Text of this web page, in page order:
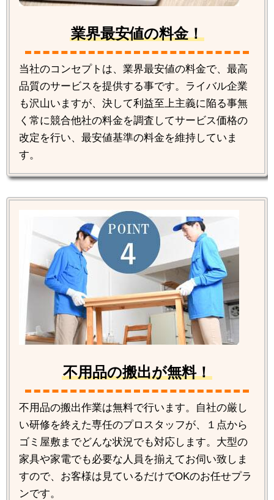
業界最安値の料金！
当社のコンセプトは、業界最安値の料金で、最高
品質のサービスを提供する事です。ライバル企業
も沢山いますが、決して利益至上主義に陥る事無
く常に競合他社の料金を調査してサービス価格の
改定を行い、最安値基準の料金を維持していま
す。
不用品の搬出が無料！
不用品の搬出作業は無料で行います。自社の厳し
い研修を終えた専任のプロスタッフが、１点から
ゴミ屋敷までどんな状況でも対応します。大型の
家具や家電でも必要な人員を揃えてお伺い致しま
すので、お客様は見ているだけでOKのお任せプラ
ンです。